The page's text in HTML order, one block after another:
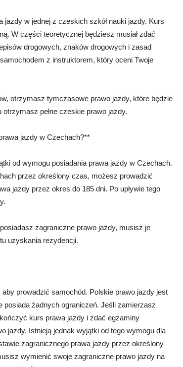
w jednej z czeskich szkół nauki jazdy. Kurs
W części teoretycznej będziesz musiał zdać
drogowych, znaków drogowych i zasad
z instruktorem, który oceni Twoje
otrzymasz tymczasowe prawo jazdy, które będzie
pełne czeskie prawo jazdy.
jazdy w Czechach?**
od wymogu posiadania prawa jazdy w Czechach.
przez określony czas, możesz prowadzić
jazdy przez okres do 185 dni. Po upływie tego
zagraniczne prawo jazdy, musisz je
uzyskania rezydencji.
prowadzić samochód. Polskie prawo jazdy jest
posiada żadnych ograniczeń. Jeśli zamierzasz
kurs prawa jazdy i zdać egzaminy
jazdy. Istnieją jednak wyjątki od tego wymogu dla
zagranicznego prawa jazdy przez określony
wymienić swoje zagraniczne prawo jazdy na